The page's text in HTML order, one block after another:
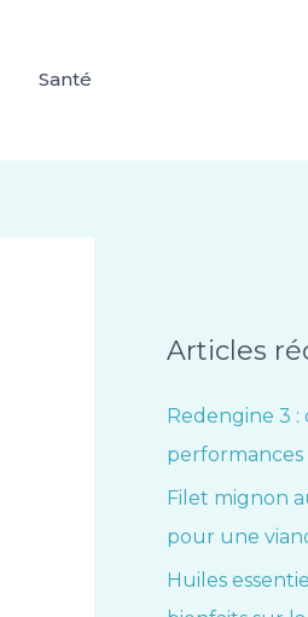
Santé
Articles
Redengine 3
performances
Filet mignon
pour une
Huiles